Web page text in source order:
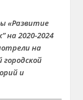
«Развитие
на 2020-2024
на
и